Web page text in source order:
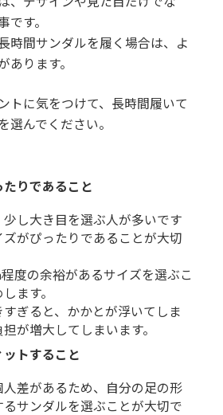
です。
時間サンダルを履く場合は、よ
あります。
トに気をつけて、長時間履いて
選んでください。
りであること
し大き目を選ぶ人が多いです
ズがぴったりであることが大切
度の余裕があるサイズを選ぶこ
ます。
ぎると、かかとが浮いてしま
が増大してしまいます。
トすること
人差があるため、自分の足の形
るサンダルを選ぶことが大切で